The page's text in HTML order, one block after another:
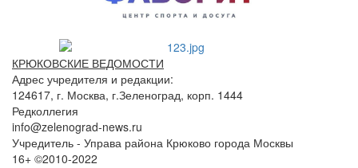
КРЮКОВСКИЕ ВЕДОМОСТИ
Адрес учредителя и редакции:
124617, г. Москва, г.Зеленоград, корп. 1444
Редколлегия
info@zelenograd-news.ru
Учредитель - Управа района Крюково города Москвы
16+ ©2010-2022